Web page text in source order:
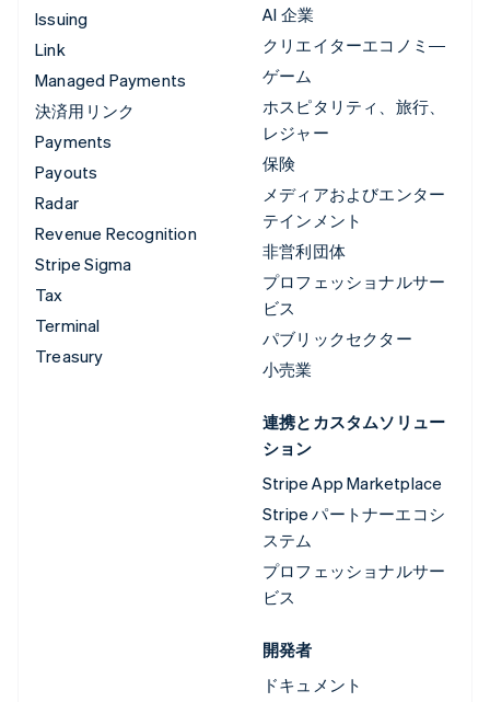
Issuing
Link
Managed Payments
決済用リンク
Payments
Payouts
Radar
Revenue Recognition
Stripe Sigma
Tax
Terminal
Treasury
AI 企業
クリエイターエコノミ―
ゲーム
ホスピタリティ、旅行、
レジャー
保険
メディアおよびエンター
テインメント
非営利団体
プロフェッショナルサー
ビス
パブリックセクター
小売業
連携とカスタムソリュー
ション
Stripe App Marketplace
Stripe パートナーエコシ
ステム
プロフェッショナルサー
ビス
開発者
ドキュメント